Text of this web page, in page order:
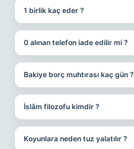
1 birlik kaç eder ?
0 alınan telefon iade edilir mi ?
Bakiye borç muhtırası kaç gün ?
İslâm filozofu kimdir ?
Koyunlara neden tuz yalatılır ?